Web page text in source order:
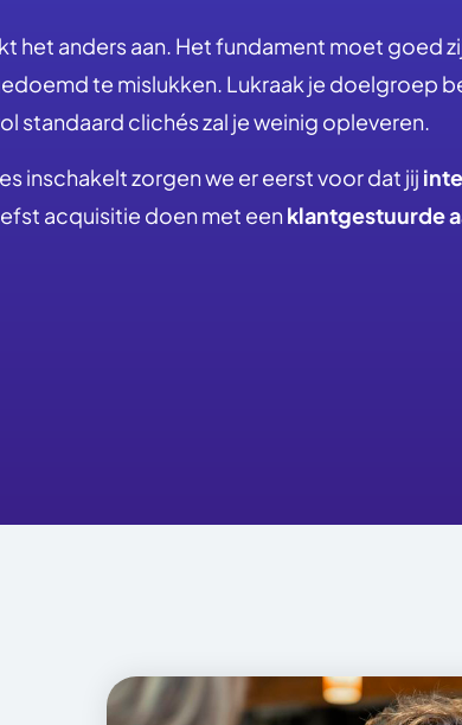
het anders aan. Het fundament moet goed
te mislukken. Lukraak je doelgroep
standaard clichés zal je weinig opleveren.
inschakelt zorgen we er eerst voor dat jij
acquisitie doen met eenklantgestuurde